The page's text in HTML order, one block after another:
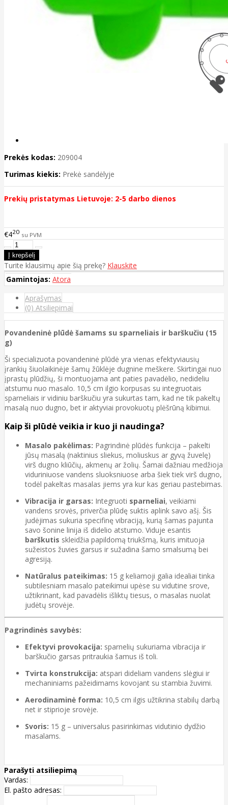
Prekės kodas: 209004
Turimas kiekis: Prekė sandėlyje
Prekių pristatymas Lietuvoje: 2-5 darbo dienos
€420 su PVM
Turite klausimų apie šią prekę? Klauskite
Gamintojas: Atora
Aprašymas
(0) Atsiliepimai
Povandeninė plūdė šamams su sparneliais ir barškučiu (15
g)
Ši specializuota povandeninė plūdė yra vienas efektyviausių
įrankių šiuolaikinėje šamų žūklėje dugnine meškere. Skirtingai nuo
įprastų plūdžių, ši montuojama ant paties pavadėlio, nedideliu
atstumu nuo masalo. 10,5 cm ilgio korpusas su integruotais
sparneliais ir vidiniu barškučiu yra sukurtas tam, kad ne tik pakeltų
masalą nuo dugno, bet ir aktyviai provokuotų plėšrūną kibimui.
Kaip ši plūdė veikia ir kuo ji naudinga?
Masalo pakėlimas: Pagrindinė plūdės funkcija – pakelti
jūsų masalą (naktinius sliekus, moliuskus ar gyvą žuvelę)
virš dugno kliūčių, akmenų ar žolių. Šamai dažniau medžioja
viduriniuose vandens sluoksniuose arba šiek tiek virš dugno,
todėl pakeltas masalas jiems yra kur kas geriau pastebimas.
Vibracija ir garsas: Integruoti sparneliai, veikiami
vandens srovės, priverčia plūdę suktis aplink savo ašį. Šis
judėjimas sukuria specifinę vibraciją, kurią šamas pajunta
savo šonine linija iš didelio atstumo. Viduje esantis
barškutis skleidžia papildomą triukšmą, kuris imituoja
sužeistos žuvies garsus ir sužadina šamo smalsumą bei
agresiją.
Natūralus pateikimas: 15 g keliamoji galia idealiai tinka
subtilesniam masalo pateikimui upėse su vidutine srove,
užtikrinant, kad pavadėlis išliktų tiesus, o masalas nuolat
judėtų srovėje.
Pagrindinės savybės:
Efektyvi provokacija: sparnelių sukuriama vibracija ir
barškučio garsas pritraukia šamus iš toli.
Tvirta konstrukcija: atspari dideliam vandens slėgiui ir
mechaniniams pažeidimams kovojant su stambia žuvimi.
Aerodinaminė forma: 10,5 cm ilgis užtikrina stabilų darbą
net ir stiprioje srovėje.
Svoris: 15 g – universalus pasirinkimas vidutinio dydžio
masalams.
Parašyti atsiliepimą
Vardas:
El. pašto adresas: